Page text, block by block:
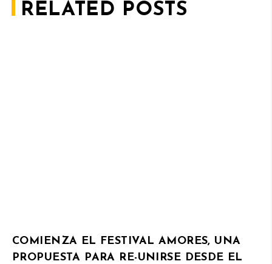
RELATED POSTS
COMIENZA EL FESTIVAL AMORES, UNA
PROPUESTA PARA RE-UNIRSE DESDE EL